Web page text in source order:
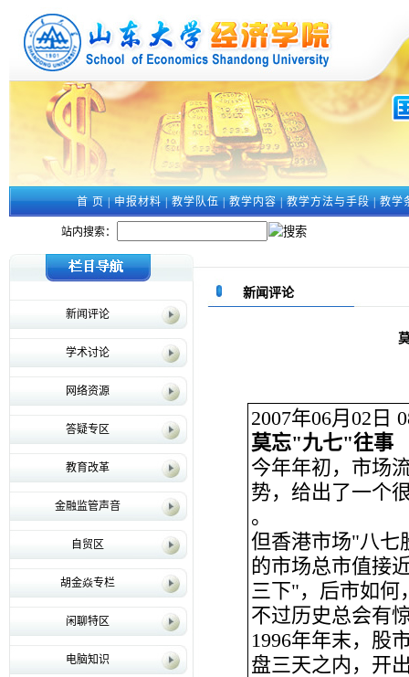
首 页|申报材料|教学队伍|教学内容|教学方法与手段|教学
站内搜索：
新闻评论
学术讨论
网络资源
答疑专区
教育改革
金融监管声音
自贸区
胡金焱专栏
闲聊特区
电脑知识
新闻评论
2007年06月02日
莫忘"九七"往事
今年年初，市场
势，给出了一个
。
但香港市场"八七
的市场总市值接
三下"，后市如何
不过历史总会有
1996年年末，股
盘三天之内，开